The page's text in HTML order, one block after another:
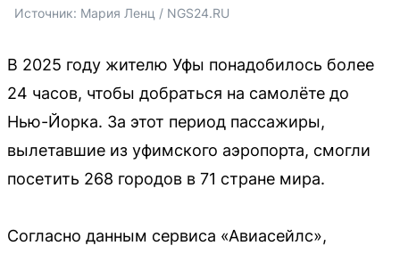
Источник: Мария Ленц / NGS24.RU
В 2025 году жителю Уфы понадобилось более
24 часов, чтобы добраться на самолёте до
Нью-Йорка. За этот период пассажиры,
вылетавшие из уфимского аэропорта, смогли
посетить 268 городов в 71 стране мира.
Согласно данным сервиса «Авиасейлс»,